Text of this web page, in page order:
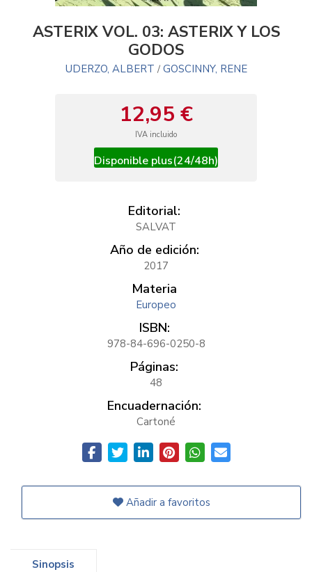
ASTERIX VOL. 03: ASTERIX Y LOS
GODOS
UDERZO, ALBERT / GOSCINNY, RENE
12,95 €
IVA incluido
Disponible plus(24/48h)
Editorial:
SALVAT
Año de edición:
2017
Materia
Europeo
ISBN:
978-84-696-0250-8
Páginas:
48
Encuadernación:
Cartoné
Añadir a favoritos
Sinopsis